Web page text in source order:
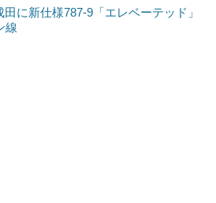
に新仕様787-9「エレベーテッド」
線